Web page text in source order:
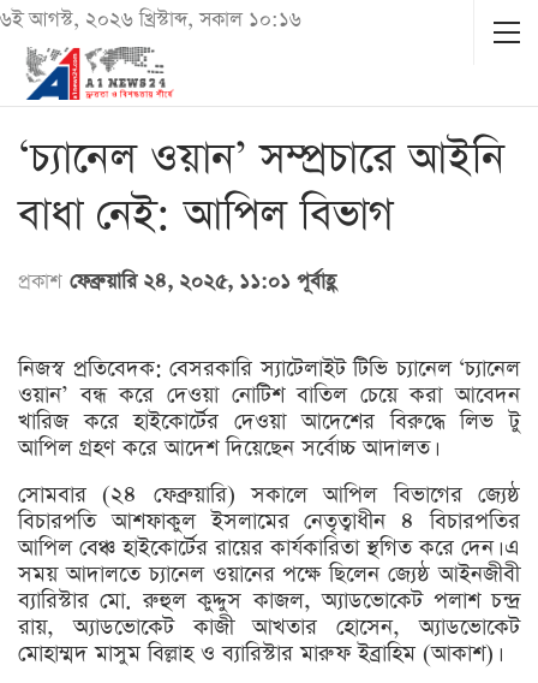
৬ই আগস্ট, ২০২৬ খ্রিস্টাব্দ, সকাল ১০:১৬
‘চ্যানেল ওয়ান’ সম্প্রচারে আইনি
বাধা নেই: আপিল বিভাগ
প্রকাশ ফেব্রুয়ারি ২৪, ২০২৫, ১১:০১ পূর্বাহ্ণ
নিজস্ব প্রতিবেদক: বেসরকারি স্যাটেলাইট টিভি চ্যানেল ‘চ্যানেল
ওয়ান’ বন্ধ করে দেওয়া নোটিশ বাতিল চেয়ে করা আবেদন
খারিজ করে হাইকোর্টের দেওয়া আদেশের বিরুদ্ধে লিভ টু
আপিল গ্রহণ করে আদেশ দিয়েছেন সর্বোচ্চ আদালত।
সোমবার (২৪ ফেব্রুয়ারি) সকালে আপিল বিভাগের জ্যেষ্ঠ
বিচারপতি আশফাকুল ইসলামের নেতৃত্বাধীন ৪ বিচারপতির
আপিল বেঞ্চ হাইকোর্টের রায়ের কার্যকারিতা স্থগিত করে দেন। এ
সময় আদালতে চ্যানেল ওয়ানের পক্ষে ছিলেন জ্যেষ্ঠ আইনজীবী
ব্যারিস্টার মো. রুহুল কুদ্দুস কাজল, অ্যাডভোকেট পলাশ চন্দ্র
রায়, অ্যাডভোকেট কাজী আখতার হোসেন, অ্যাডভোকেট
মোহাম্মদ মাসুম বিল্লাহ ও ব্যারিস্টার মারুফ ইব্রাহিম (আকাশ)।